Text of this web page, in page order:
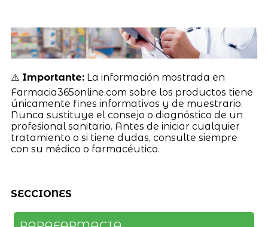
⚠️ Importante:La información mostrada en
Farmacia365online.com sobre los productos tiene
únicamente fines informativos y de muestrario.
Nunca sustituye el consejo o diagnóstico de un
profesional sanitario. Antes de iniciar cualquier
tratamiento o si tiene dudas, consulte siempre
con su médico o farmacéutico.
SECCIONES